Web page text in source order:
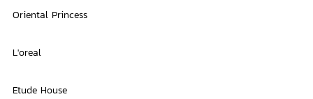
Oriental Princess
L'oreal
Etude House